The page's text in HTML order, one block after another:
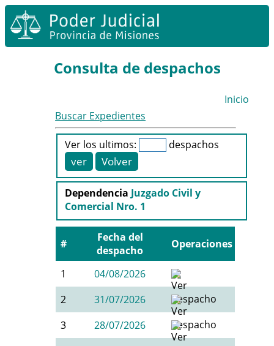
Consulta de despachos
Inicio
Buscar Expedientes
Ver los ultimos: despachos
Dependencia Juzgado Civil y
Comercial Nro. 1
#
Fecha del
despacho
Operaciones
1
04/08/2026
2
31/07/2026
3
28/07/2026